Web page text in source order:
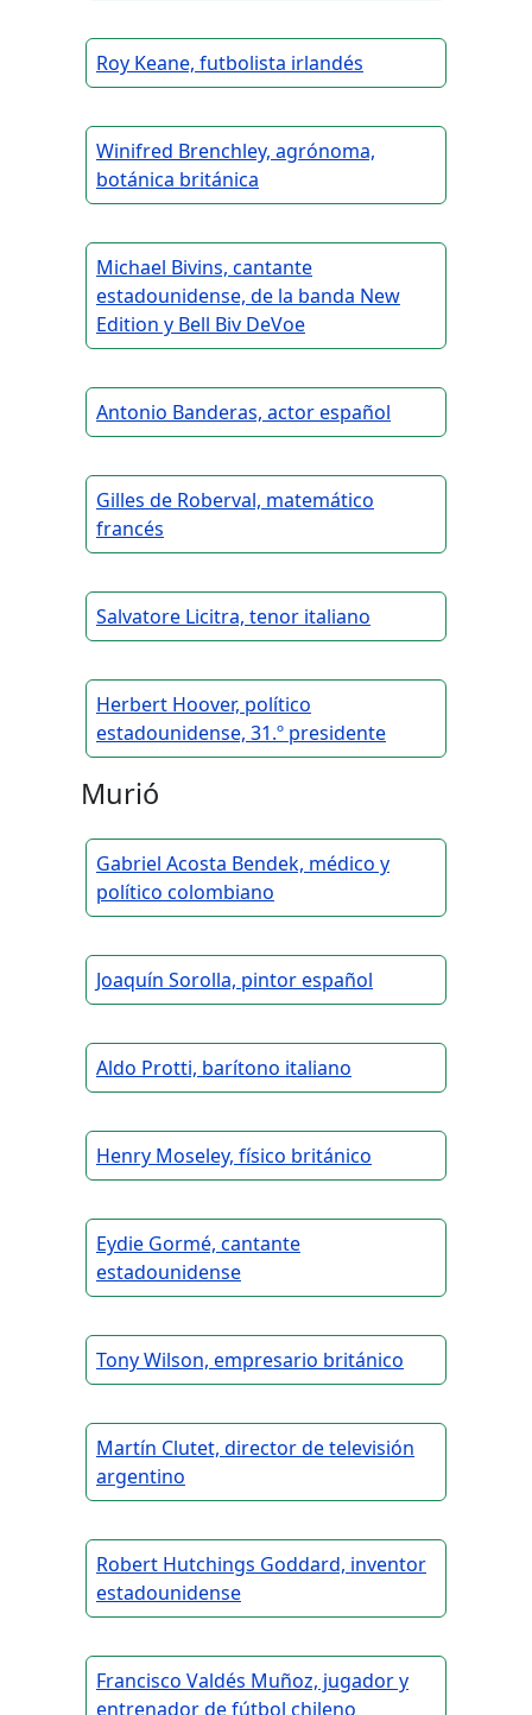
Roy Keane, futbolista irlandés
Winifred Brenchley, agrónoma,
botánica británica
Michael Bivins, cantante
estadounidense, de la banda New
Edition y Bell Biv DeVoe
Antonio Banderas, actor español
Gilles de Roberval, matemático
francés
Salvatore Licitra, tenor italiano
Herbert Hoover, político
estadounidense, 31.º presidente
Murió
Gabriel Acosta Bendek, médico y
político colombiano
Joaquín Sorolla, pintor español
Aldo Protti, barítono italiano
Henry Moseley, físico británico
Eydie Gormé, cantante
estadounidense
Tony Wilson, empresario británico
Martín Clutet, director de televisión
argentino
Robert Hutchings Goddard, inventor
estadounidense
Francisco Valdés Muñoz, jugador y
entrenador de fútbol chileno